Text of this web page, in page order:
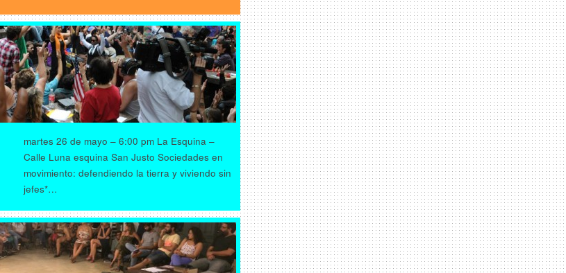
martes 26 de mayo – 6:00 pm La Esquina –
Calle Luna esquina San Justo Sociedades en
movimiento: defendiendo la tierra y viviendo sin
jefes*…